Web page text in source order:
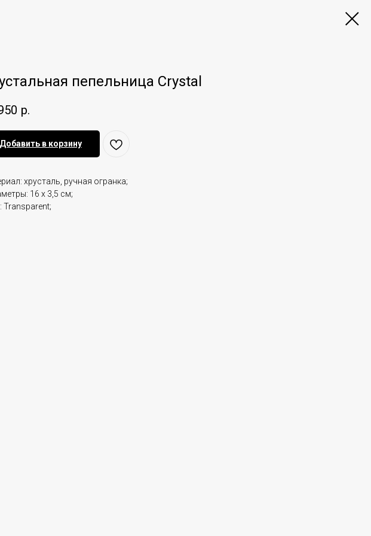
пепельница Crystal
р.
Добавить в корзину
хрусталь, ручная огранка;
16 x 3,5 см;
Transparent;